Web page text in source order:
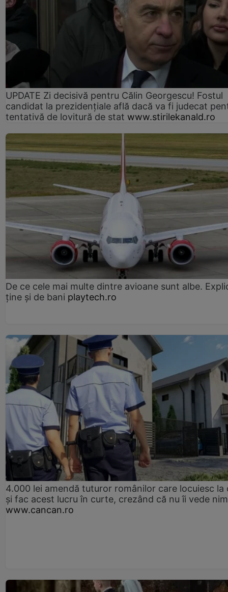
UPDATE Zi decisivă pentru Călin Georgescu! Fostul
candidat la prezidențiale află dacă va fi judecat
tentativă de lovitură de stat www.stirilekanald.ro
De ce cele mai multe dintre avioane sunt albe.
ține și de bani playtech.ro
4.000 lei amendă tuturor românilor care locuiesc la
și fac acest lucru în curte, crezând că nu îi vede
www.cancan.ro